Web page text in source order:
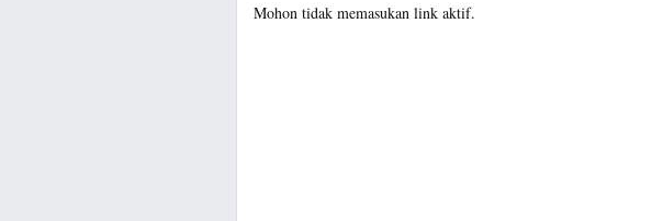
Mohon tidak memasukan link aktif.